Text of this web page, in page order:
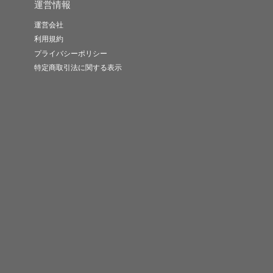
運営情報
運営会社
利用規約
プライバシーポリシー
特定商取引法に関する表示